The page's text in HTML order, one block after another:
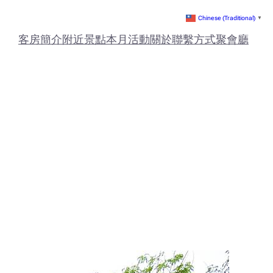
客房簡介附近景點本月活動關於​聯繫方式聚會廳
Chinese (Traditional) ▼